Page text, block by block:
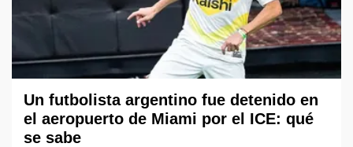
Un futbolista argentino fue detenido en
el aeropuerto de Miami por el ICE: qué
se sabe